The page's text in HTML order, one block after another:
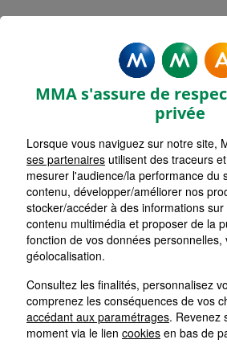
PABLO PICASSO
Accueil
Assurance Pays de la Loire
Assurance Loire-Atlantique (44)
MMA s'assure de
privée
Lorsque vous naviguez sur notre site,
ses partenaires utilisent des traceurs
mesurer l'audience/la performance du
contenu, développer/améliorer nos
stocker/accéder à des informations
contenu multimédia et proposer de la
fonction de vos données
géolocalisation.
Consultez les finalités, personnalisez
comprenez les conséquences de vos
accédant aux paramétrages. Revenez
moment via le lien cookies en bas de